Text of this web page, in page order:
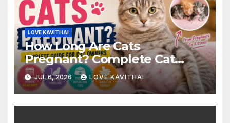
LOVE KAVITHAI
How Long Are Cats
Pregnant? Complete Cat
Pregnancy Timeline & Care
Guide (2026)
JUL 6, 2026 LOVE KAVITHAI